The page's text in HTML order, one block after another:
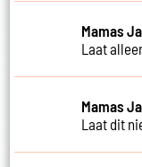
Mamas
Laat
Mamas
Laat dit